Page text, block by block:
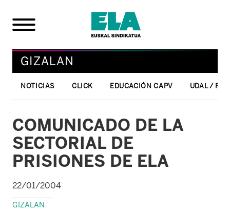
GIZALAN
NOTICIAS CLICK EDUCACIÓN CAPV UDAL /
COMUNICADO DE LA
SECTORIAL DE
PRISIONES DE ELA
22/01/2004
GIZALAN